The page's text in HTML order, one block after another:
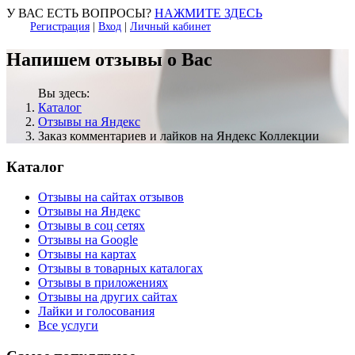
У ВАС ЕСТЬ ВОПРОСЫ? НАЖМИТЕ ЗДЕСЬ
Регистрация Вход Личный кабинет
Напишем отзывы о Вас
Вы здесь:
Каталог
Отзывы на Яндекс
Заказ комментариев и лайков на Яндекс Коллекции
Каталог
Отзывы на сайтах отзывов
Отзывы на Яндекс
Отзывы в соц сетях
Отзывы на Google
Отзывы на картах
Отзывы в товарных каталогах
Отзывы в приложениях
Отзывы на других сайтах
Лайки и голосования
Все услуги